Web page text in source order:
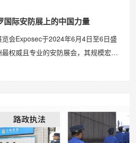
国际安防展上的中国力量
会Exposec于2024年6月4日至6日盛
权威且专业的安防展会，其规模宏
、主流媒体及业内巨头的鼎力支持，